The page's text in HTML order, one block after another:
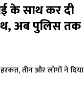
के साथ कर दी
अब पुलिस तक
तीन और लोगों ने दिया